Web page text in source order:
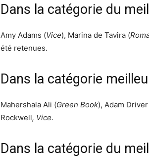
Dans la catégorie du
Amy Adams (Vice), Marina de Tavira (
été retenues.
Dans la catégorie
Mahershala Ali (Green Book), Adam
Rockwell, Vice.
Dans la catégorie du